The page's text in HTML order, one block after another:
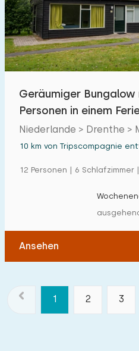
Geräumiger
Personen in einem
Niederlande > Drenthe >
10 km von Tripscompagnie
12 Personen | 6
Ansehen
1 2 3